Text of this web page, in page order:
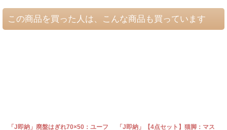
この商品を買った人は、こんな商品も買っています
「J即納」廃盤はぎれ70×50：ユーフ
「J即納」【4点セット】猫脚：マス